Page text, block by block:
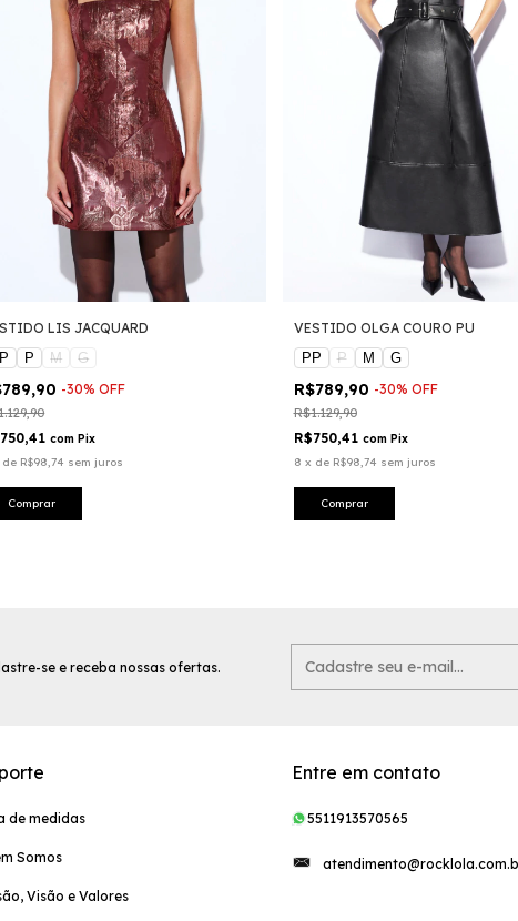
LIS JACQUARD
P M G
-30%OFF
com Pix
de R$98,74 sem juros
Comprar
VESTIDO OLGA COURO PU
PP
P M G
R$789,90 -30% OFF
R$1.129,90
R$750,41 com Pix
8 x de R$98,74 sem juros
Comprar
se e receba nossas ofertas.
de medidas
Somos
Visão e Valores
Entre em contato
5511913570565